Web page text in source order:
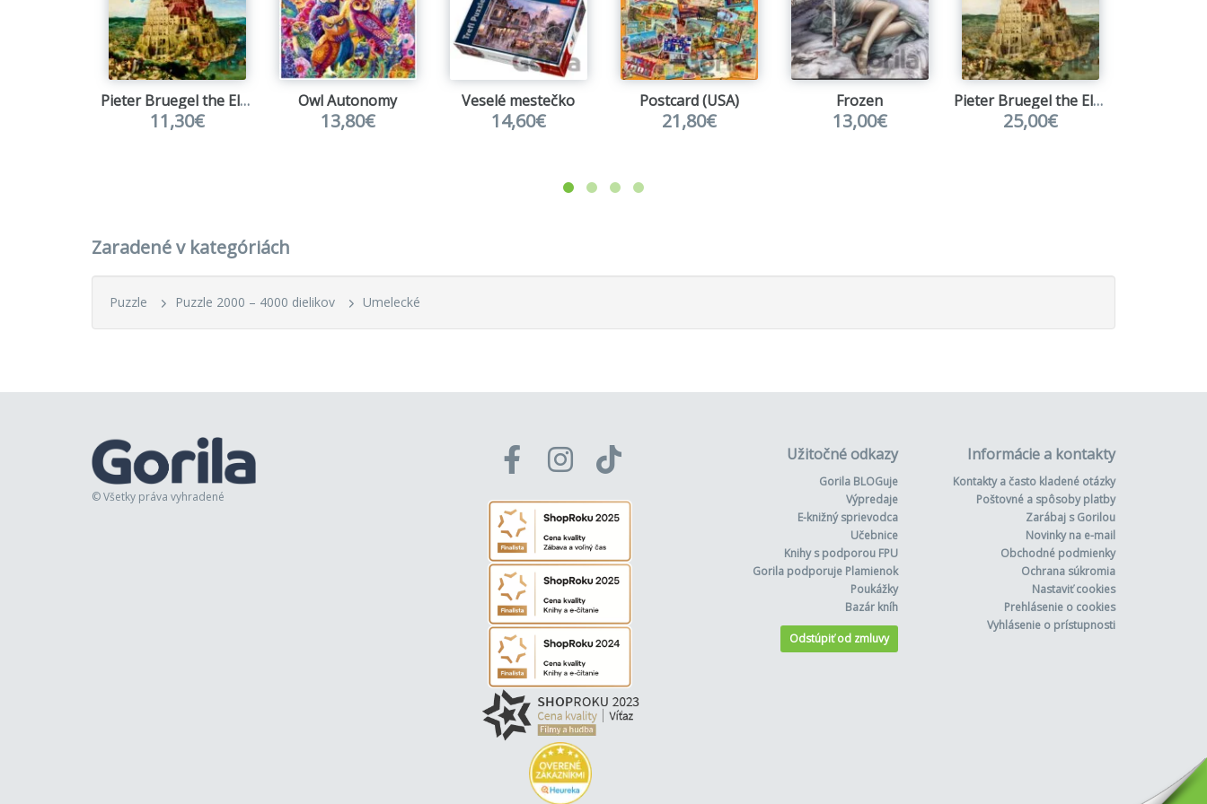
spôsob trávenia voľného času ako napríklad pozeranie televízie či hranie sa na počítači.
Pieter Bruegel the Elder - The Tower of Babel, 1563
11,30€
Owl Autonomy
13,80€
Veselé mestečko
14,60€
Postcard (USA)
21,80€
Frozen
13,00€
Pieter Bruegel the Elder - The Tower of Babel, 1563
25,00€
Zaradené v kategóriách
Puzzle Puzzle 2000 – 4000 dielikov Umelecké
© Všetky práva vyhradené
Užitočné odkazy
Gorila BLOGuje
Výpredaje
E-knižný sprievodca
Učebnice
Knihy s podporou FPU
Gorila podporuje Plamienok
Poukážky
Bazár kníh
Odstúpiť od zmluvy
Informácie a kontakty
Kontakty a často kladené otázky
Poštovné a spôsoby platby
Zarábaj s Gorilou
Novinky na e-mail
Obchodné podmienky
Ochrana súkromia
Nastaviť cookies
Prehlásenie o cookies
Vyhlásenie o prístupnosti